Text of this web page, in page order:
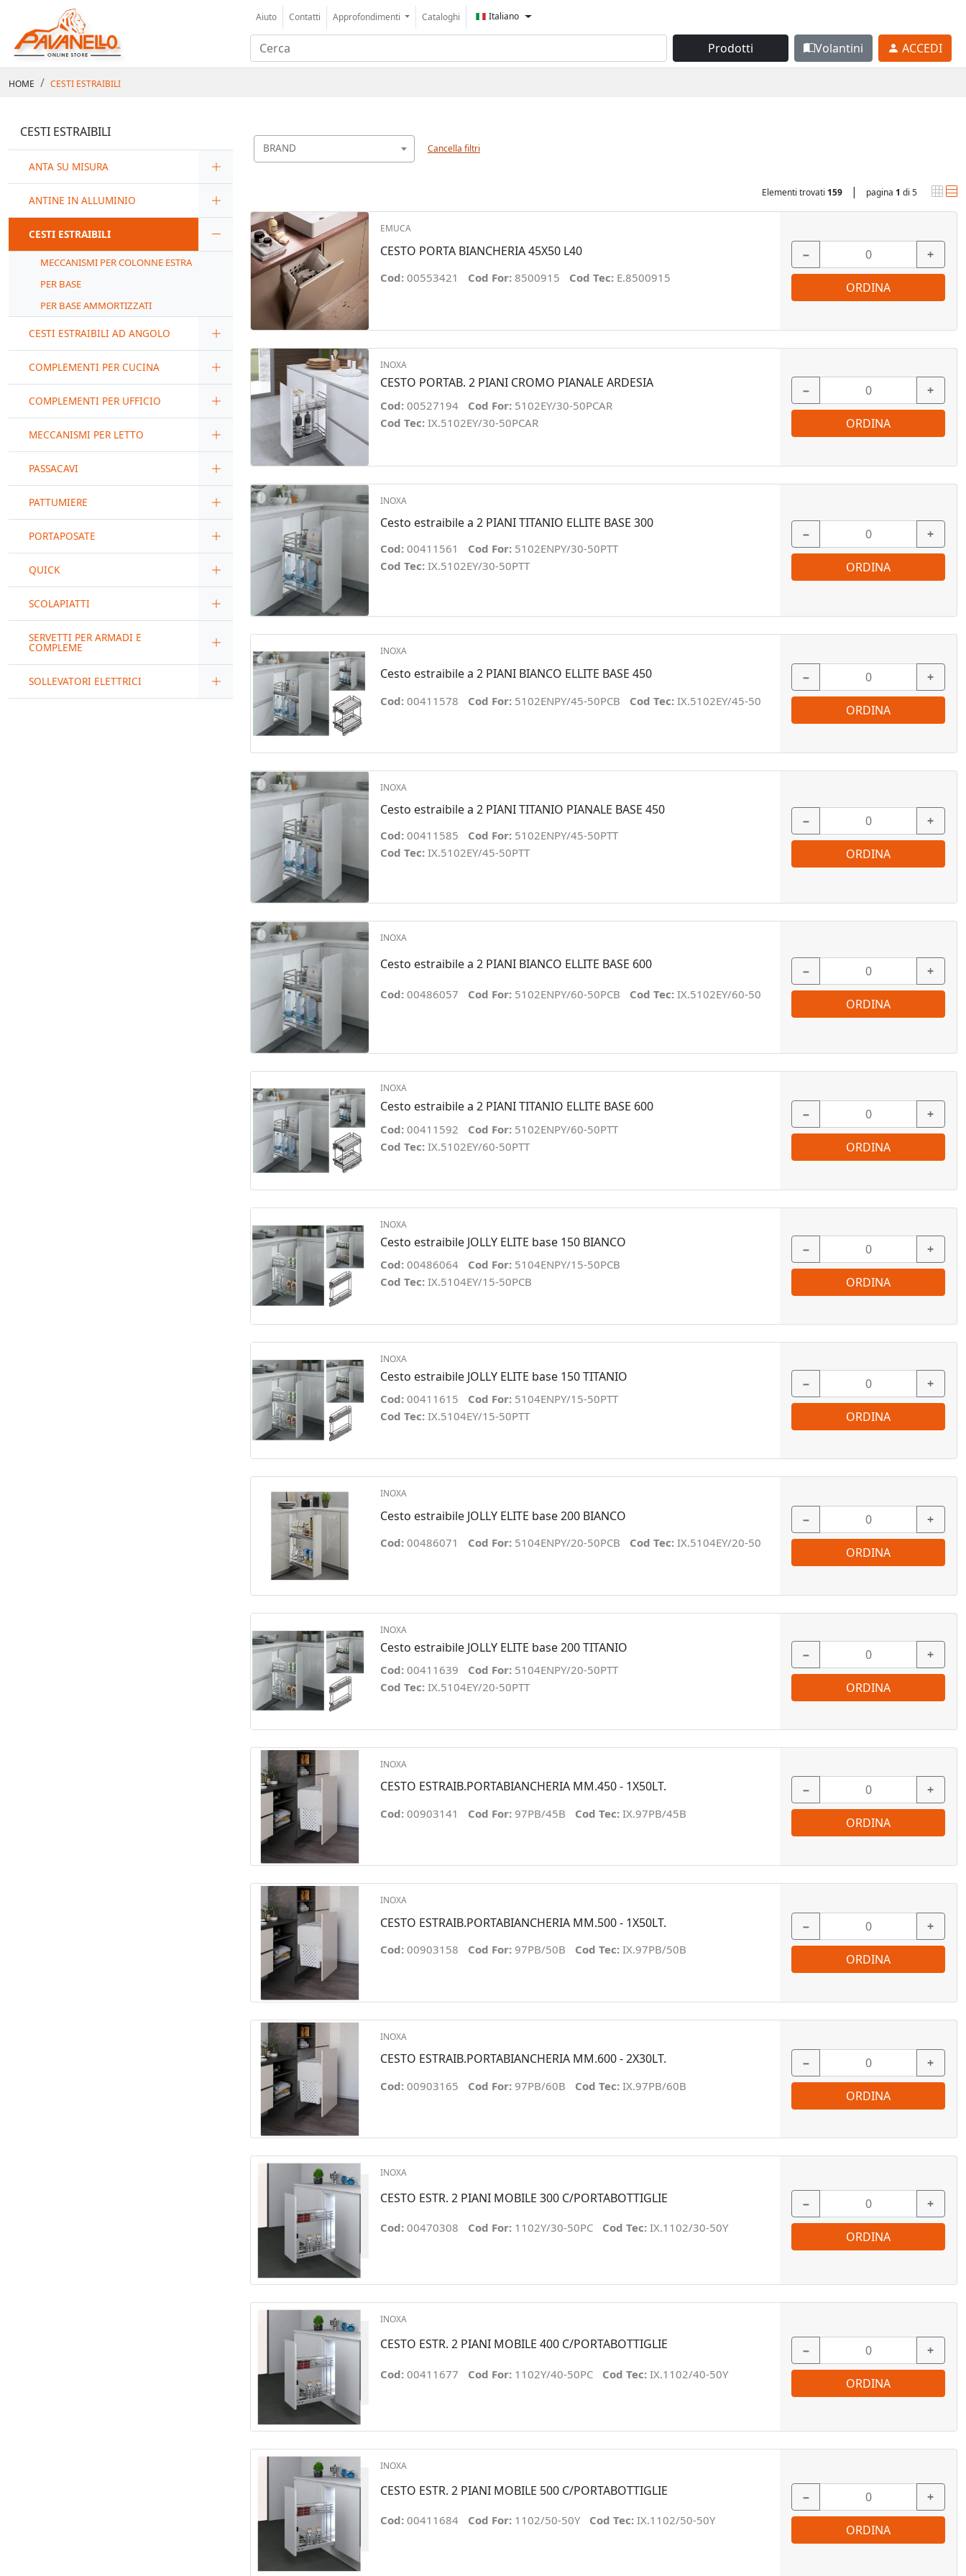
Aiuto Contatti Approfondimenti Cataloghi Italiano
Prodotti Volantini ACCEDI
HOME CESTI ESTRAIBILI
CESTI ESTRAIBILI
ANTA SU MISURA
ANTINE IN ALLUMINIO
CESTI ESTRAIBILI
MECCANISMI PER COLONNE ESTRA
PER BASE
PER BASE AMMORTIZZATI
CESTI ESTRAIBILI AD ANGOLO
COMPLEMENTI PER CUCINA
COMPLEMENTI PER UFFICIO
MECCANISMI PER LETTO
PASSACAVI
PATTUMIERE
PORTAPOSATE
QUICK
SCOLAPIATTI
SERVETTI PER ARMADI E
COMPLEME
SOLLEVATORI ELETTRICI
BRAND Cancella filtri
Elementi trovati 159 | pagina 1 di 5
EMUCA
CESTO PORTA BIANCHERIA 45X50 L40
Cod: 00553421 Cod For: 8500915 Cod Tec: E.8500915
− +
ORDINA
INOXA
CESTO PORTAB. 2 PIANI CROMO PIANALE ARDESIA
Cod: 00527194 Cod For: 5102EY/30-50PCAR
Cod Tec: IX.5102EY/30-50PCAR
− +
ORDINA
INOXA
Cesto estraibile a 2 PIANI TITANIO ELLITE BASE 300
Cod: 00411561 Cod For: 5102ENPY/30-50PTT
Cod Tec: IX.5102EY/30-50PTT
− +
ORDINA
INOXA
Cesto estraibile a 2 PIANI BIANCO ELLITE BASE 450
Cod: 00411578 Cod For: 5102ENPY/45-50PCB Cod Tec: IX.5102EY/45-50
− +
ORDINA
INOXA
Cesto estraibile a 2 PIANI TITANIO PIANALE BASE 450
Cod: 00411585 Cod For: 5102ENPY/45-50PTT
Cod Tec: IX.5102EY/45-50PTT
− +
ORDINA
INOXA
Cesto estraibile a 2 PIANI BIANCO ELLITE BASE 600
Cod: 00486057 Cod For: 5102ENPY/60-50PCB Cod Tec: IX.5102EY/60-50
− +
ORDINA
INOXA
Cesto estraibile a 2 PIANI TITANIO ELLITE BASE 600
Cod: 00411592 Cod For: 5102ENPY/60-50PTT
Cod Tec: IX.5102EY/60-50PTT
− +
ORDINA
INOXA
Cesto estraibile JOLLY ELITE base 150 BIANCO
Cod: 00486064 Cod For: 5104ENPY/15-50PCB
Cod Tec: IX.5104EY/15-50PCB
− +
ORDINA
INOXA
Cesto estraibile JOLLY ELITE base 150 TITANIO
Cod: 00411615 Cod For: 5104ENPY/15-50PTT
Cod Tec: IX.5104EY/15-50PTT
− +
ORDINA
INOXA
Cesto estraibile JOLLY ELITE base 200 BIANCO
Cod: 00486071 Cod For: 5104ENPY/20-50PCB Cod Tec: IX.5104EY/20-50
− +
ORDINA
INOXA
Cesto estraibile JOLLY ELITE base 200 TITANIO
Cod: 00411639 Cod For: 5104ENPY/20-50PTT
Cod Tec: IX.5104EY/20-50PTT
− +
ORDINA
INOXA
CESTO ESTRAIB.PORTABIANCHERIA MM.450 - 1X50LT.
Cod: 00903141 Cod For: 97PB/45B Cod Tec: IX.97PB/45B
− +
ORDINA
INOXA
CESTO ESTRAIB.PORTABIANCHERIA MM.500 - 1X50LT.
Cod: 00903158 Cod For: 97PB/50B Cod Tec: IX.97PB/50B
− +
ORDINA
INOXA
CESTO ESTRAIB.PORTABIANCHERIA MM.600 - 2X30LT.
Cod: 00903165 Cod For: 97PB/60B Cod Tec: IX.97PB/60B
− +
ORDINA
INOXA
CESTO ESTR. 2 PIANI MOBILE 300 C/PORTABOTTIGLIE
Cod: 00470308 Cod For: 1102Y/30-50PC Cod Tec: IX.1102/30-50Y
− +
ORDINA
INOXA
CESTO ESTR. 2 PIANI MOBILE 400 C/PORTABOTTIGLIE
Cod: 00411677 Cod For: 1102Y/40-50PC Cod Tec: IX.1102/40-50Y
− +
ORDINA
INOXA
CESTO ESTR. 2 PIANI MOBILE 500 C/PORTABOTTIGLIE
Cod: 00411684 Cod For: 1102/50-50Y Cod Tec: IX.1102/50-50Y
− +
ORDINA